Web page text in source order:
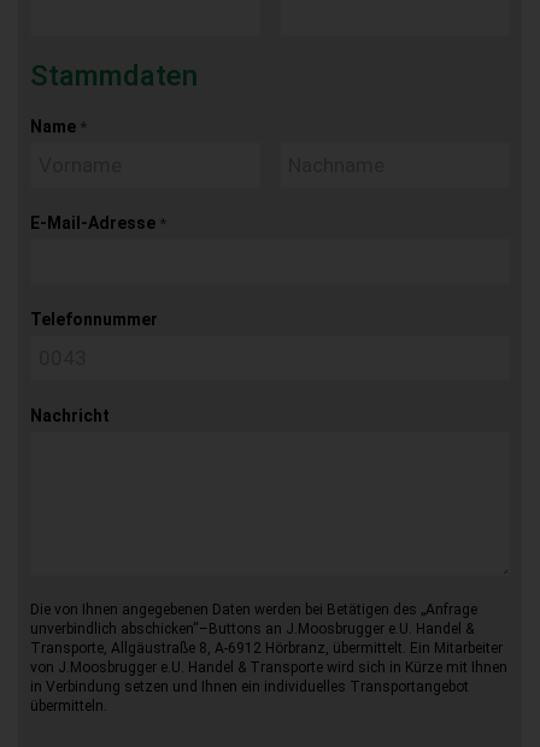
Stammdaten
Name *
E-Mail-Adresse *
Telefonnummer
Nachricht
Die von Ihnen angegebenen Daten werden bei Betätigen des „Anfrage
unverbindlich abschicken“–Buttons an J.Moosbrugger e.U. Handel &
Transporte, Allgäustraße 8, A-6912 Hörbranz, übermittelt. Ein Mitarbeiter
von J.Moosbrugger e.U. Handel & Transporte wird sich in Kürze mit Ihnen
in Verbindung setzen und Ihnen ein individuelles Transportangebot
übermitteln.